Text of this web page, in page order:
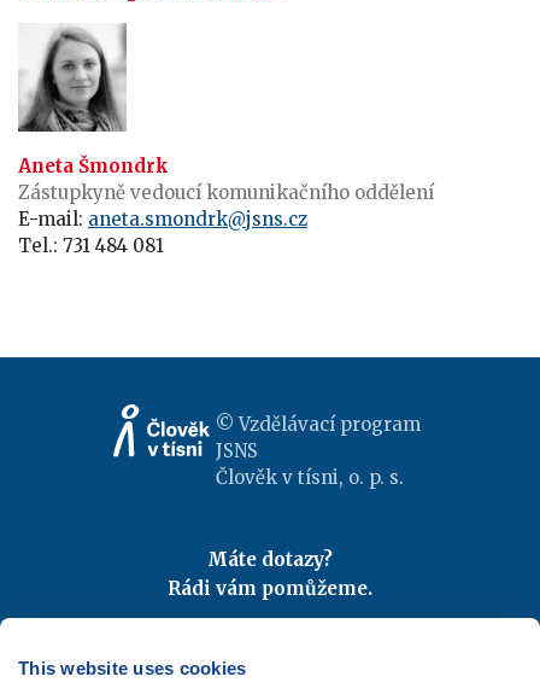
This website uses cookies
Aneta Šmondrk
Zástupkyně vedoucí komunikačního oddělení
E-mail: aneta.smondrk@jsns.cz
Tel.: 731 484 081
© Vzdělávací program
JSNS
Člověk v tísni, o. p. s.
Máte dotazy?
Rádi vám pomůžeme.
Odebírejte newslettery